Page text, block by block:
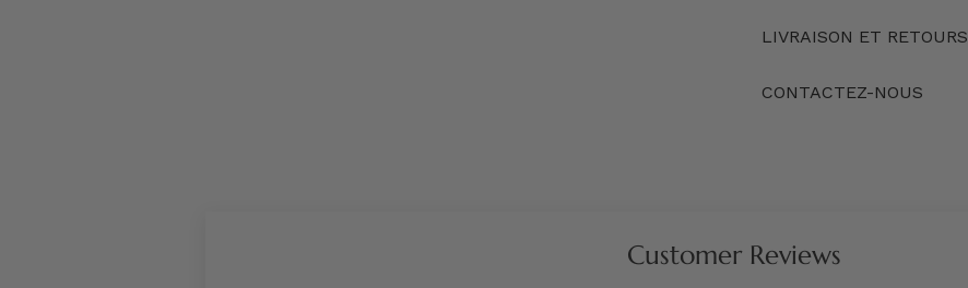
LIVRAISON ET RETOURS
CONTACTEZ-NOUS
Customer Reviews